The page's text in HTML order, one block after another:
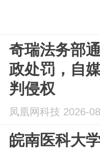
奇瑞法务部
政处罚，自
判侵权
凤凰网科技 2026-
皖南医科大